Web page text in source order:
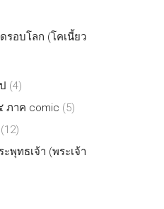
รอบโลก (โคเนี้ยว
(4)
ภาค comic (5)
(12)
พุทธเจ้า (พระเจ้า